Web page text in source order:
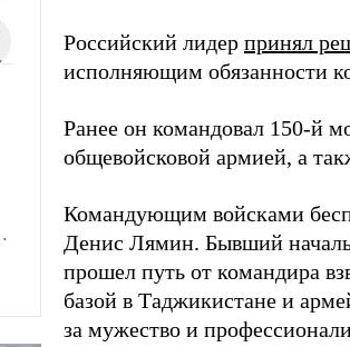
Российский лидер принял
исполняющим обязанности
Ранее он командовал 150-й
общевойсковой армией, а
Командующим войсками
Денис Лямин. Бывший
прошел путь от командира
базой в Таджикистане и
за мужество и